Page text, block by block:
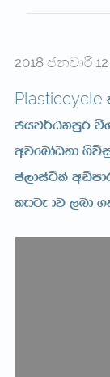
2018 ජනවාරි 12
Plasticcycle
chj¾Okmqr
wjfndaO;d
ma,diaála
ledge dj ,nd